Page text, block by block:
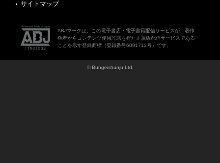
サイトマップ
ABJマークは、この電子書店・電子書籍配信サービスが、著作
権者からコンテンツ使用許諾を得た正規版配信サービスである
ことを示す登録商標（登録番号6091713号）です。
© Bungeishunju Ltd.